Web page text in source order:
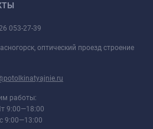
053-27-39
оптический проезд строение
работы:
9:00—18:00
9:00—13:00